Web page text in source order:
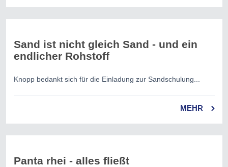
Sand ist nicht gleich Sand - und ein
endlicher Rohstoff
Knopp bedankt sich für die Einladung zur Sandschulung...
MEHR
Panta rhei - alles fließt